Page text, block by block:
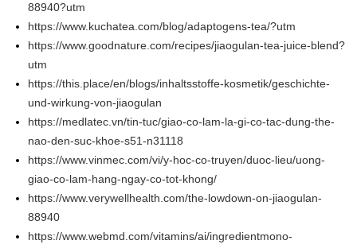
88940?utm
https://www.kuchatea.com/blog/adaptogens-tea/?utm
https://www.goodnature.com/recipes/jiaogulan-tea-juice-blend?
utm
https://this.place/en/blogs/inhaltsstoffe-kosmetik/geschichte-
und-wirkung-von-jiaogulan
https://medlatec.vn/tin-tuc/giao-co-lam-la-gi-co-tac-dung-the-
nao-den-suc-khoe-s51-n31118
https://www.vinmec.com/vi/y-hoc-co-truyen/duoc-lieu/uong-
giao-co-lam-hang-ngay-co-tot-khong/
https://www.verywellhealth.com/the-lowdown-on-jiaogulan-
88940
https://www.webmd.com/vitamins/ai/ingredientmono-